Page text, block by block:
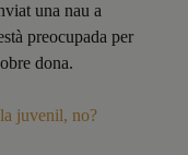
una nau a
preocupada per
dona.
juvenil, no?